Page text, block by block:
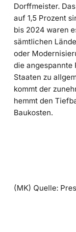
Dorffmeister.
auf 1,5 Prozent
bis 2024 waren
sämtlichen
oder
die angespannte
Staaten zu
kommt der
hemmt den
Baukosten.
(MK) Quelle: